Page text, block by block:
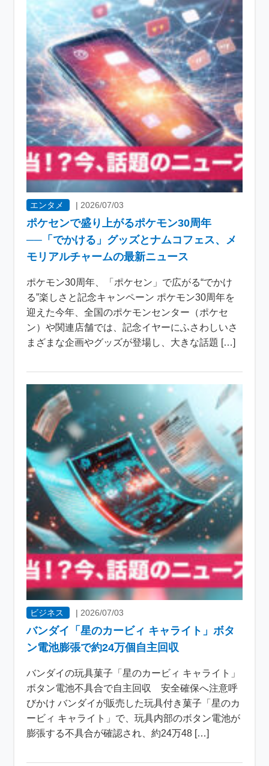
エンタメ | 2026/07/03
ポケセンで盛り上がるポケモン30周年
──「でかける」グッズとナムコフェス、メ
モリアルチャームの最新ニュース
ポケモン30周年、「ポケセン」で広がる“でかけ
る”楽しさと記念キャンペーン ポケモン30周年を
迎えた今年、全国のポケモンセンター（ポケセ
ン）や関連店舗では、記念イヤーにふさわしいさ
まざまな企画やグッズが登場し、大きな話題 […]
ビジネス | 2026/07/03
バンダイ「星のカービィ キャライト」ボタ
ン電池膨張で約24万個自主回収
バンダイの玩具菓子「星のカービィ キャライト」
ボタン電池不具合で自主回収 安全確保へ注意呼
びかけ バンダイが販売した玩具付き菓子「星のカ
ービィ キャライト」で、玩具内部のボタン電池が
膨張する不具合が確認され、約24万48 […]